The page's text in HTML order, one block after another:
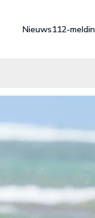
Nieuws112-